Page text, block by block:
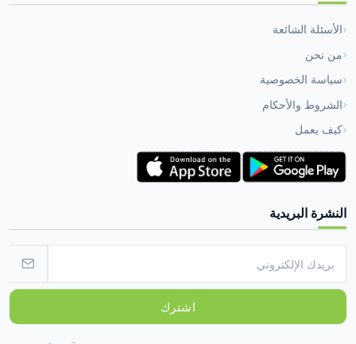
الأسئلة الشائعة
من نحن
سياسة الخصوصية
الشروط والأحكام
كيف يعمل
النشرة البريدية
اشترك